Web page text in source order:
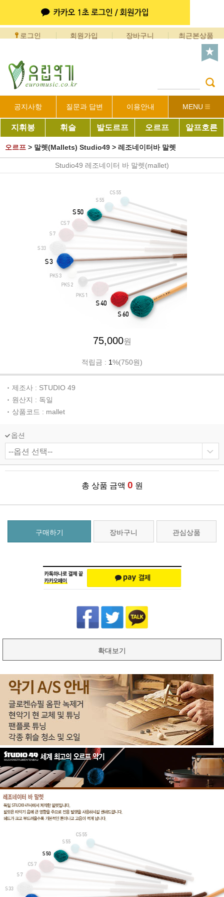
로그인 회원가입 장바구니 최근본상품
공지사항 질문과 답변 이용안내 MENU
지휘봉 휘슬 발도르프 오르프 알프호른
오르프 > 말렛(Mallets) Studio49 > 레조네이터바 말렛
Studio49 레조네이터 바 말렛(mallet)
75,000원
적립금 : 1%(750원)
제조사 : STUDIO 49
원산지 : 독일
상품코드 : mallet
옵션
총 상품 금액 0 원
구매하기 장바구니 관심상품
확대보기